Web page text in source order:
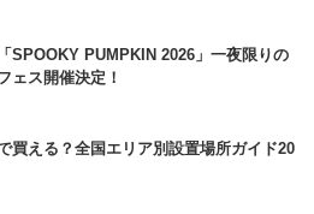
SPOOKY PUMPKIN 2026」一夜限りの
ェス開催決定！
買える？全国エリア別設置場所ガイド20